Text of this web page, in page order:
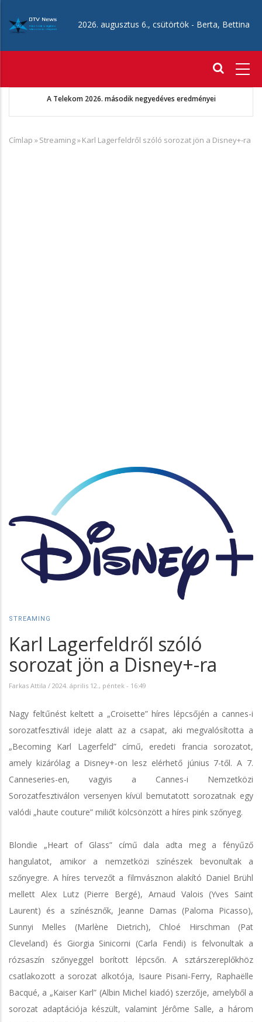
tartalomra
2026. augusztus 6., csütörtök - Berta, Bettina
negyedéves eredményei Augusztus 22-én érkezik az
Morzsa
Címlap »Streaming»Karl Lagerfeldről szóló sorozat jön a Disney+-ra
STREAMING
Karl Lagerfeldről szóló
sorozat jön a Disney+-ra
Farkas Attila / 2024. április 12., péntek - 16:49
Nagy feltűnést keltett a „Croisette” híres lépcsőjén a cannes-i
sorozatfesztivál ideje alatt az a csapat, aki megvalósította a
„Becoming Karl Lagerfeld” című, eredeti francia sorozatot,
amely kizárólag a Disney+-on lesz elérhető június 7-től. A 7.
Canneseries-en, vagyis a Cannes-i Nemzetközi
Sorozatfesztiválon versenyen kívül bemutatott sorozatnak egy
valódi „haute couture” miliőt kölcsönzött a híres pink szőnyeg.
Blondie „Heart of Glass” című dala adta meg a fényűző
hangulatot, amikor a nemzetközi színészek bevonultak a
szőnyegre. A híres tervezőt a filmvásznon alakító Daniel Brühl
mellett Alex Lutz (Pierre Bergé), Arnaud Valois (Yves Saint
Laurent) és a színésznők, Jeanne Damas (Paloma Picasso),
Sunnyi Melles (Marlène Dietrich), Chloé Hirschman (Pat
Cleveland) és Giorgia Sinicorni (Carla Fendi) is felvonultak a
rózsaszín szőnyeggel borított lépcsőn. A sztárszereplőkhöz
csatlakozott a sorozat alkotója, Isaure Pisani-Ferry, Raphaëlle
Bacqué, a „Kaiser Karl” (Albin Michel kiadó) szerzője, amelyből a
sorozat adaptációja készült, valamint Jérôme Salle, a három